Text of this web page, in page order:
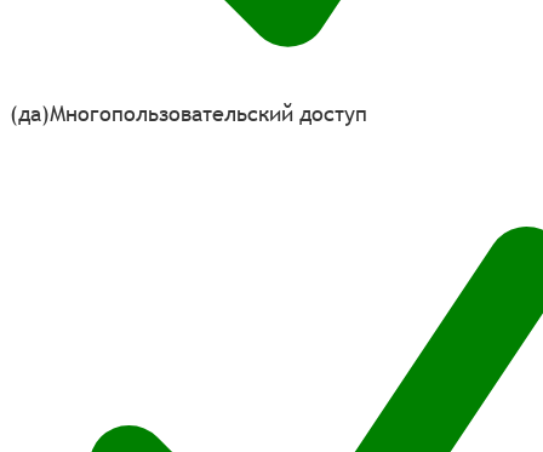
(да)Многопользовательский доступ